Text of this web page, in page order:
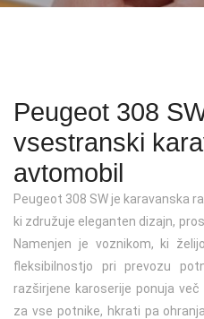
Kabrioleti in roadsterji
Električna vozila
Lahka dostavna vozila
Električna lahka dostavna
Vozila na zalogi
Eko vozila
Vozila na zalogi
Vozila na zalogi
Kompaktni
Družinski
Gospodarsko vozilo
Vozila na zalogi
Servis vozil Jeep
Servis vozil Mazda
Servis vozil Peugeot
Zamenjava registrskih
registrska)
Prometno dovoljenje
Sprememba lastništva
Odjava vozila
Deponiranje tablic
Peugeot 308
vsestranski
avtomobil
Peugeot 308 SW je karavanska
ki združuje eleganten dizajn,
Namenjen je voznikom, ki
fleksibilnostjo pri prevozu
razširjene karoserije ponuja
za vse potnike, hkrati pa